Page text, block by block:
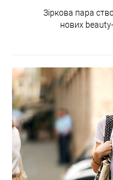
Зіркова пара
нових